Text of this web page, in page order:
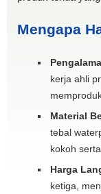
Mengapa
kerja ahli
Material
tebal
kokoh
Harga
ketiga,